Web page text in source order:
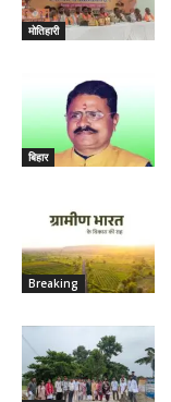
मोतिहारी
बिहार
Breaking